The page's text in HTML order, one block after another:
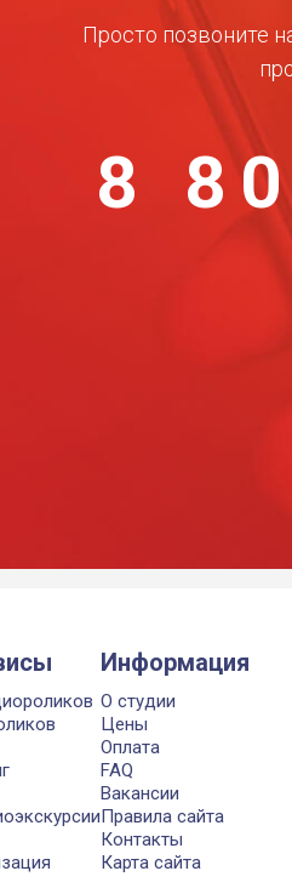
Просто позвоните
8
Информация
О студии
Цены
Оплата
FAQ
Вакансии
Правила сайта
Контакты
Карта сайта